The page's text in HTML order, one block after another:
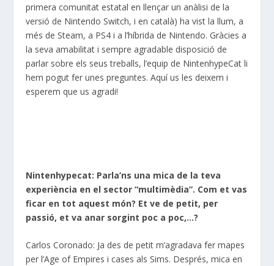
primera comunitat estatal en llençar un anàlisi de la
versió de Nintendo Switch, i en català) ha vist la llum, a
més de Steam, a PS4 i a l’híbrida de Nintendo. Gràcies a
la seva amabilitat i sempre agradable disposició de
parlar sobre els seus treballs, l’equip de NintenhypeCat li
hem pogut fer unes preguntes. Aquí us les deixem i
esperem que us agradi!
Nintenhypecat: Parla’ns una mica de la teva
experiència en el sector “multimèdia”. Com et vas
ficar en tot aquest món? Et ve de petit, per
passió, et va anar sorgint poc a poc,…?
Carlos Coronado: Ja des de petit m’agradava fer mapes
per l’Age of Empires i cases als Sims. Després, mica en